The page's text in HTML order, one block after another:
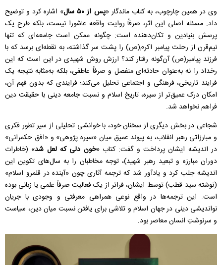
وی در همین چارچوب، به کتاب ماندگار «پس از ۵۰ سال
» اشاره کرد و توضیح
داد: مسئله اصلی این اثر، صرفاً روایت واقعه عاشورا نیست، بلکه طرح یک
پرسش بنیادین و تکان‌دهنده است: چگونه ممکن است جامعه‌ای که تنها
نیم‌قرن از رحلت پیامبر اکرم(ص) را پشت سر گذاشته، به نقطه‌ای برسد که با
فرزند پیامبر(ص) آن‌گونه رفتار کند؟ ارزش روش شهیدی در این است که این
رخداد را نه به‌عنوان حادثه‌ای منفصل و صرفاً عاطفی، بلکه به‌مثابه نتیجه یک
فرایند تاریخی، فرهنگی و اجتماعی تحلیل می‌کند؛ فرایندی که بدون فهم آن،
امکان درک عمیق‌تر از سیره، تاریخ اسلام و نسبت جامعه دینی با حقیقت دین
فراهم نخواهد شد.
شجاعی در بخش دیگری از سخنان خود، با خوانشی تحلیلی از سیر تطور فکری
و مبارزاتی رهبر انقلاب، به پیوند عمیق میان «سیره پژوهی» و «افق حکمرانی»
در اندیشه ایشان پرداخت و گفت: کتاب «خون دلی که لعل شد» (خاطرات
دوران مبارزه و تبعید رهبر شهید)، توجه مخاطبان را به سال‌های تکوین این
اندیشه جلب کرد و یادآور شد که ترجمه آثاری چون «آینده در قلمرو اسلام»
(نوشته سید قطب) توسط ایشان، فراتر از یک فعالیت صرفاً علمی یا زبانی بوده
است. این ترجمه‌ها در واقع نوعی همراهی معرفتی و وجودی با جریان
نواندیشی دینی در جهان اسلام و تلاشی برای یافتن نسبت میان دین، سیاست
و سرنوشتِ انسان معاصر بود.